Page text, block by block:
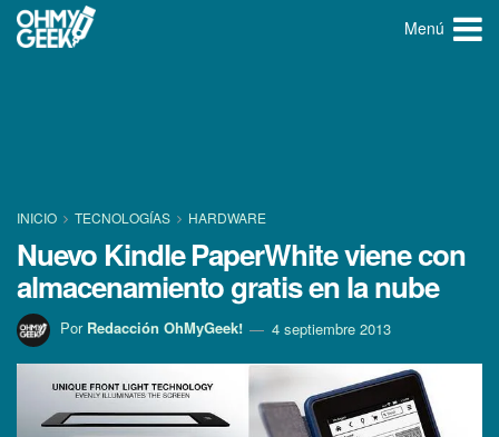
Menú
INICIO TECNOLOGÍ­AS HARDWARE
Nuevo Kindle PaperWhite viene con
almacenamiento gratis en la nube
Por Redacción OhMyGeek! 4 septiembre 2013